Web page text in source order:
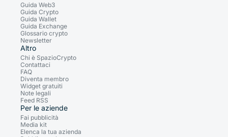
Guida Web3
Guida Crypto
Guida Wallet
Guida Exchange
Glossario crypto
Newsletter
Altro
Chi è SpazioCrypto
Contattaci
FAQ
Diventa membro
Widget gratuiti
Note legali
Feed RSS
Per le aziende
Fai pubblicità
Media kit
Elenca la tua azienda